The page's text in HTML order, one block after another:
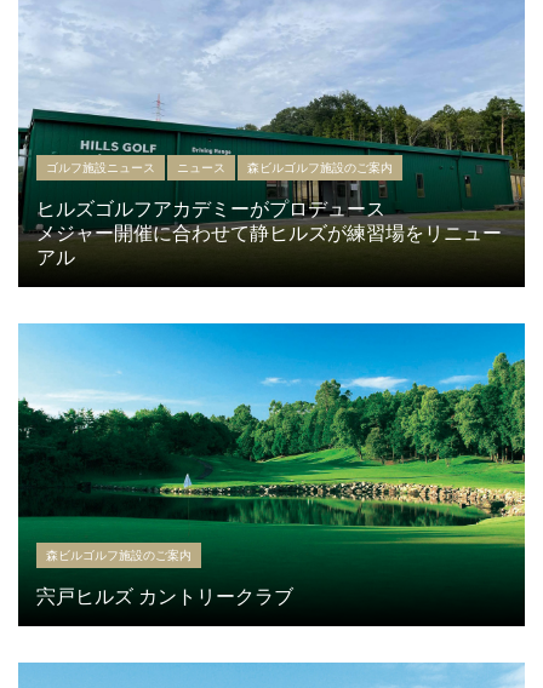
ゴルフ施設ニュース ニュース 森ビルゴルフ施設のご案内
ヒルズゴルフアカデミーがプロデュース
メジャー開催に合わせて静ヒルズが練習場をリニュー
アル
森ビルゴルフ施設のご案内
宍戸ヒルズ カントリークラブ